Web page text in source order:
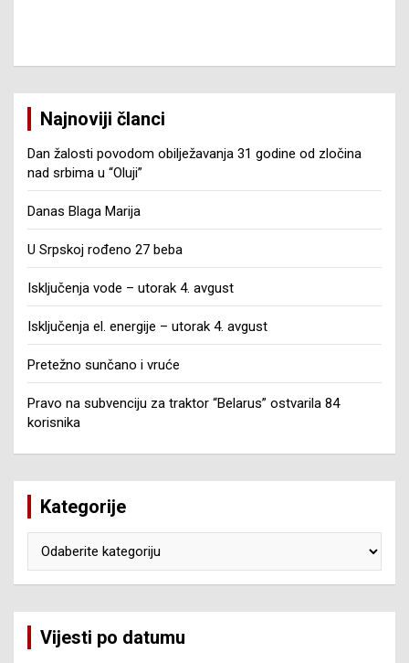
Najnoviji članci
Dan žalosti povodom obilježavanja 31 godine od zločina
nad srbima u “Oluji”
Danas Blaga Marija
U Srpskoj rođeno 27 beba
Isključenja vode – utorak 4. avgust
Isključenja el. energije – utorak 4. avgust
Pretežno sunčano i vruće
Pravo na subvenciju za traktor “Belarus” ostvarila 84
korisnika
Kategorije
Vijesti po datumu